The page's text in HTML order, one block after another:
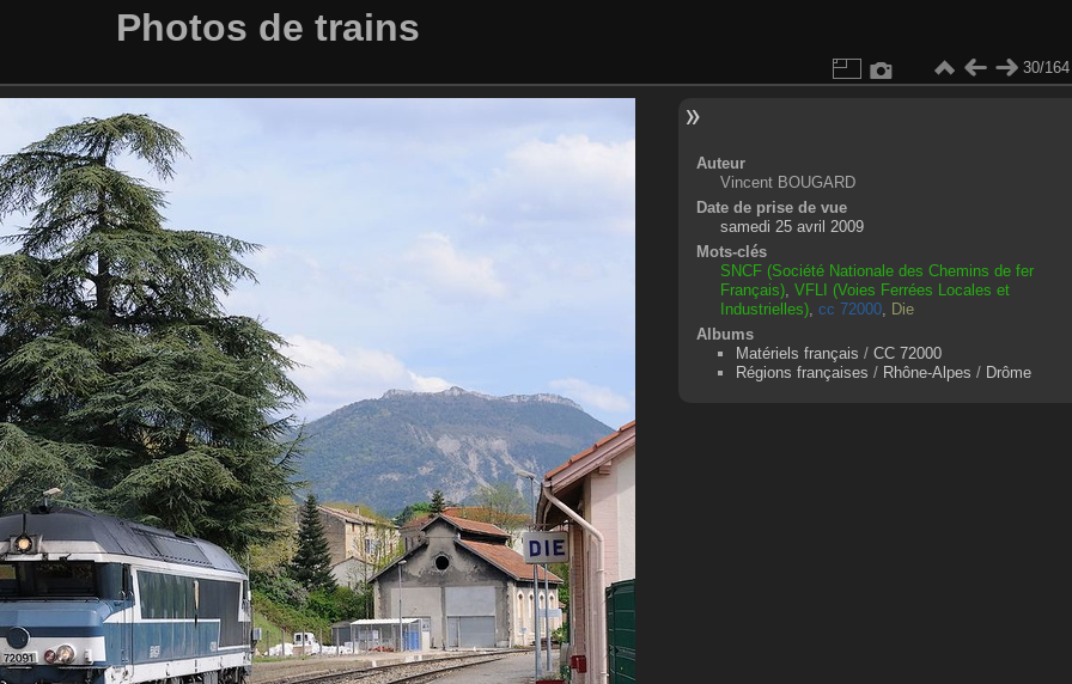
Photos de trains
30/164
Auteur
Vincent BOUGARD
Date de prise de vue
samedi 25 avril 2009
Mots-clés
SNCF (Société Nationale des Chemins de fer
Français), VFLI (Voies Ferrées Locales et
Industrielles), cc 72000, Die
Albums
Matériels français / CC 72000
Régions françaises / Rhône-Alpes / Drôme